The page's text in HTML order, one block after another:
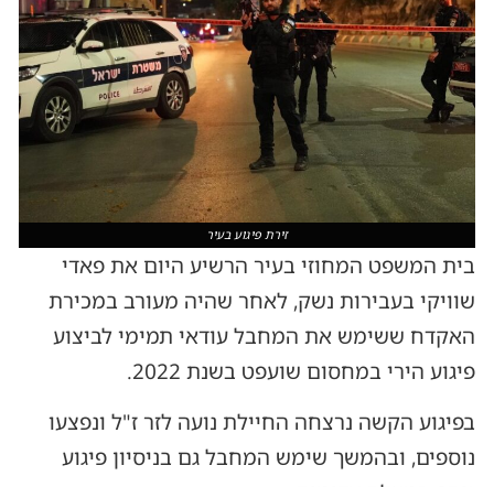
זירת פיגוע בעיר
בית המשפט המחוזי בעיר הרשיע היום את פאדי
שוויקי בעבירות נשק, לאחר שהיה מעורב במכירת
האקדח ששימש את המחבל עודאי תמימי לביצוע
פיגוע הירי במחסום שועפט בשנת 2022.
בפיגוע הקשה נרצחה החיילת נועה לזר ז"ל ונפצעו
נוספים, ובהמשך שימש המחבל גם בניסיון פיגוע